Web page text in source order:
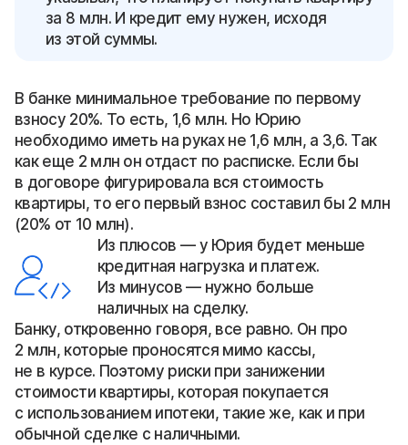
за 8 млн. И кредит ему нужен, исходя
из этой суммы.
В банке минимальное требование по первому
взносу 20%. То есть, 1,6 млн. Но Юрию
необходимо иметь на руках не 1,6 млн, а 3,6. Так
как еще 2 млн он отдаст по расписке. Если бы
в договоре фигурировала вся стоимость
квартиры, то его первый взнос составил бы 2 млн
(20% от 10 млн).
Из плюсов — у Юрия будет меньше
кредитная нагрузка и платеж.
Из минусов — нужно больше
наличных на сделку.
Банку, откровенно говоря, все равно. Он про
2 млн, которые проносятся мимо кассы,
не в курсе. Поэтому риски при занижении
стоимости квартиры, которая покупается
с использованием ипотеки, такие же, как и при
обычной сделке с наличными.